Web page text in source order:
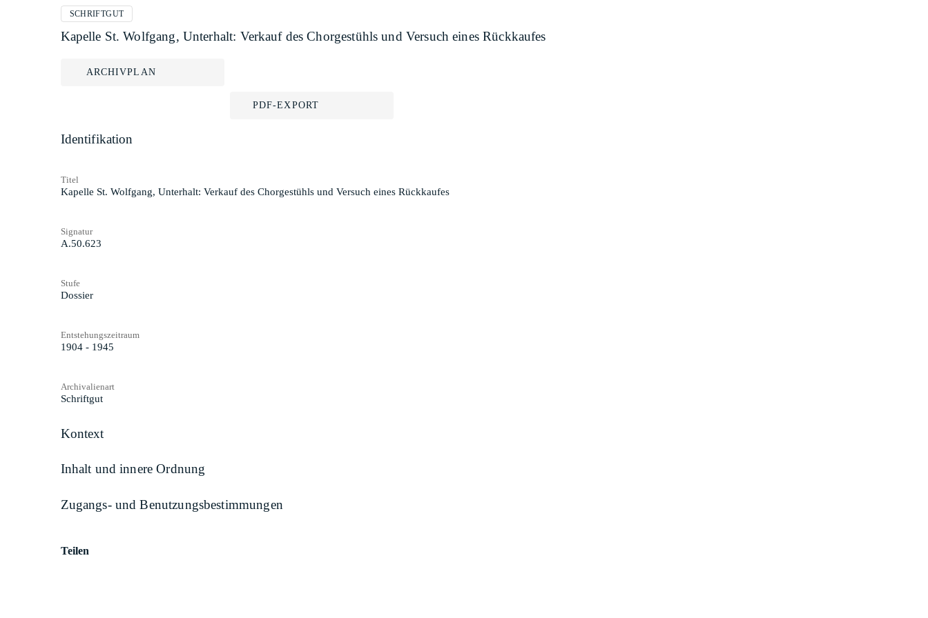
SCHRIFTGUT
Kapelle St. Wolfgang, Unterhalt: Verkauf des Chorgestühls und Versuch eines Rückkaufes
ARCHIVPLAN
PDF-EXPORT
Identifikation
Titel
Kapelle St. Wolfgang, Unterhalt: Verkauf des Chorgestühls und Versuch eines Rückkaufes
Signatur
A.50.623
Stufe
Dossier
Entstehungszeitraum
1904 - 1945
Archivalienart
Schriftgut
Kontext
Inhalt und innere Ordnung
Zugangs- und Benutzungsbestimmungen
Teilen